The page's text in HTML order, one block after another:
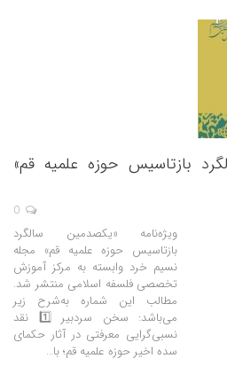
بازتاسیس حوزه علمیه قم»
ویژه‌نامه «یکصدمین سالگرد
بازتاسیس حوزه علمیه قم» مجله
نسیم خرد وابسته به مرکز آموزش
تخصصی فلسفه اسلامی منتشر شد.
مطالب این شماره به‌شرح زیر
می‌باشد: سخن سردبیر 1️⃣ نقد
نسبی‌گرایی معرفتی در آثار حکمای
سده اخیر حوزه علمیه قم؛ با…